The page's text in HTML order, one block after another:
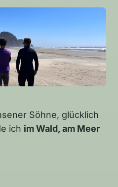
Söhne, glücklich
ich im Wald, am Meer